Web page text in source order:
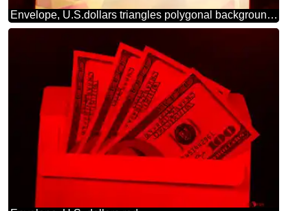
Envelope, U.S.dollars triangles polygonal background hot red